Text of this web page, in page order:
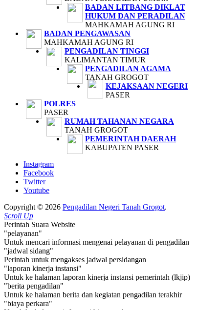
BADAN LITBANG DIKLAT
HUKUM DAN PERADILAN
MAHKAMAH AGUNG RI
BADAN PENGAWASAN
MAHKAMAH AGUNG RI
PENGADILAN TINGGI
KALIMANTAN TIMUR
PENGADILAN AGAMA
TANAH GROGOT
KEJAKSAAN NEGERI
PASER
POLRES
PASER
RUMAH TAHANAN NEGARA
TANAH GROGOT
PEMERINTAH DAERAH
KABUPATEN PASER
Instagram
Facebook
Twitter
Youtube
Copyright © 2026 Pengadilan Negeri Tanah Grogot.
Scroll Up
Perintah Suara Website
"pelayanan"
Untuk mencari informasi mengenai pelayanan di pengadilan
"jadwal sidang"
Perintah untuk mengakses jadwal persidangan
"laporan kinerja instansi"
Untuk ke halaman laporan kinerja instansi pemerintah (lkjip)
"berita pengadilan"
Untuk ke halaman berita dan kegiatan pengadilan terakhir
"biaya perkara"